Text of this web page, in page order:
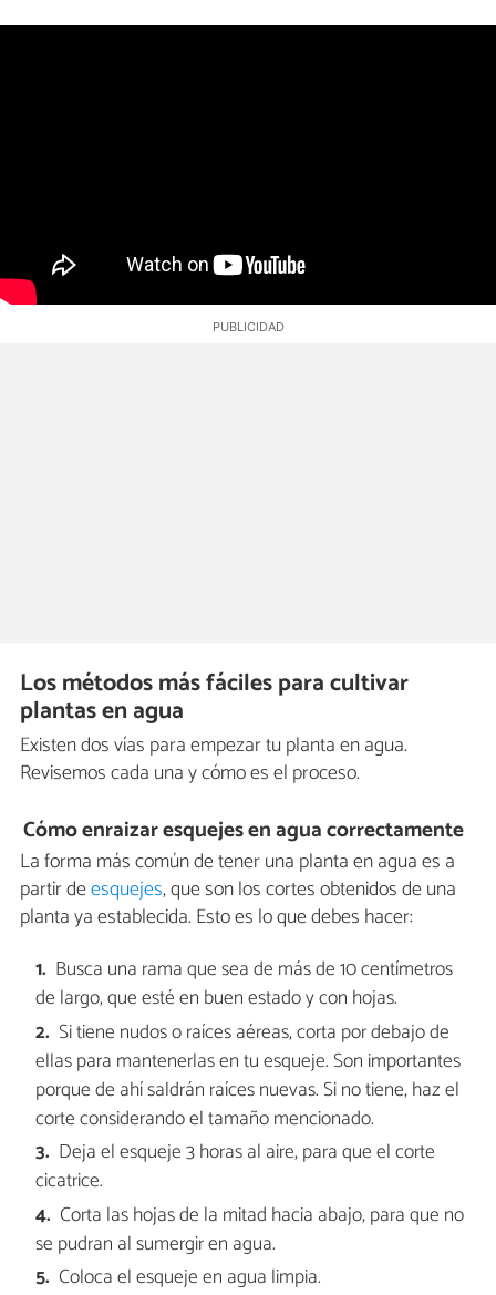
Los métodos más fáciles para cultivar
plantas en agua
Existen dos vías para empezar tu planta en agua.
Revisemos cada una y cómo es el proceso.
Cómo enraizar esquejes en agua correctamente
La forma más común de tener una planta en agua es a
partir deesquejes, que son los cortes obtenidos de una
planta ya establecida. Esto es lo que debes hacer:
Busca una rama que sea de más de 10 centímetros
de largo, que esté en buen estado y con hojas.
Si tiene nudos o raíces aéreas, corta por debajo de
ellas para mantenerlas en tu esqueje. Son importantes
porque de ahí saldrán raíces nuevas. Si no tiene, haz el
corte considerando el tamaño mencionado.
Deja el esqueje 3 horas al aire, para que el corte
cicatrice.
Corta las hojas de la mitad hacia abajo, para que no
se pudran al sumergir en agua.
Coloca el esqueje en agua limpia.